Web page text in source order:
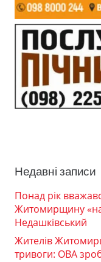
Недавні записи
Понад рік
Житомирщину «на
Недашківський
Жителів
тривоги: ОВА